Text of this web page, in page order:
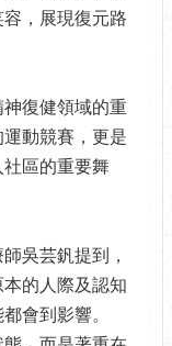
，展現復元路
復健領域的重
動競賽，更是
區的重要舞
吳芸釩提到，
的人際及認知
會到影響。